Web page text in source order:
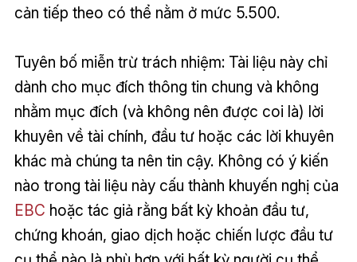
cản tiếp theo có thể nằm ở mức 5.500.
Tuyên bố miễn trừ trách nhiệm: Tài liệu này chỉ
dành cho mục đích thông tin chung và không
nhằm mục đích (và không nên được coi là) lời
khuyên về tài chính, đầu tư hoặc các lời khuyên
khác mà chúng ta nên tin cậy. Không có ý kiến
nào trong tài liệu này cấu thành khuyến nghị của
EBC hoặc tác giả rằng bất kỳ khoản đầu tư,
chứng khoán, giao dịch hoặc chiến lược đầu tư